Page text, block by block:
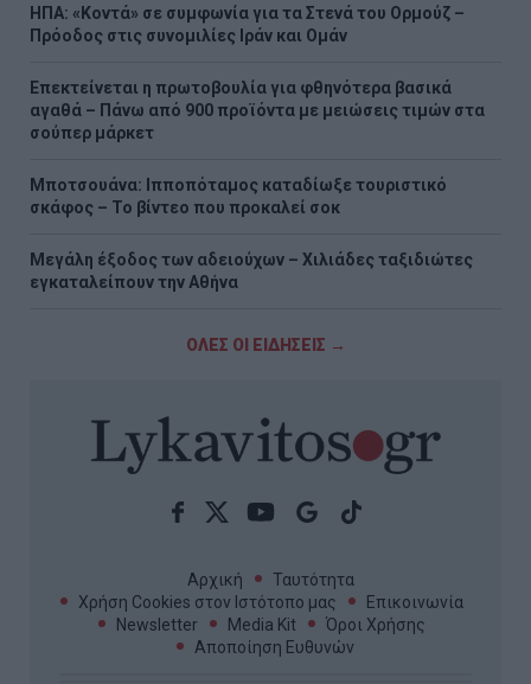
ΗΠΑ: «Κοντά» σε συμφωνία για τα Στενά του Ορμούζ –
Πρόοδος στις συνομιλίες Ιράν και Ομάν
Επεκτείνεται η πρωτοβουλία για φθηνότερα βασικά
αγαθά – Πάνω από 900 προϊόντα με μειώσεις τιμών στα
σούπερ μάρκετ
Μποτσουάνα: Ιπποπόταμος καταδίωξε τουριστικό
σκάφος – Το βίντεο που προκαλεί σοκ
Μεγάλη έξοδος των αδειούχων – Χιλιάδες ταξιδιώτες
εγκαταλείπουν την Αθήνα
ΟΛΕΣ ΟΙ ΕΙΔΗΣΕΙΣ →
Αρχική
Ταυτότητα
Χρήση Cookies στον Ιστότοπο μας
Επικοινωνία
Newsletter
Media Kit
Όροι Χρήσης
Αποποίηση Ευθυνών